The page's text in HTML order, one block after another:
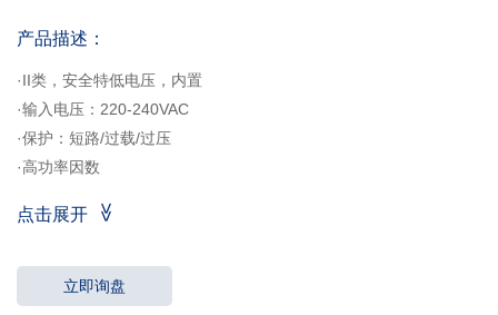
产品描述：
·II类，安全特低电压，内置
·输入电压：220-240VAC
·保护：短路/过载/过压
·高功率因数
·5年质保
点击展开
立即询盘